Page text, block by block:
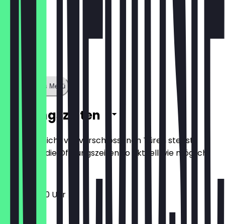
Zeige ganzes Menü
Öffnungszeiten
Damit du nicht vor verschlossenen Türen stehst,
halten wir die Öffnungszeiten so aktuell wie möglich.
11:00 - 22:00 Uhr